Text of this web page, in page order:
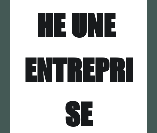
HE UNE
ENTREPRI
SE